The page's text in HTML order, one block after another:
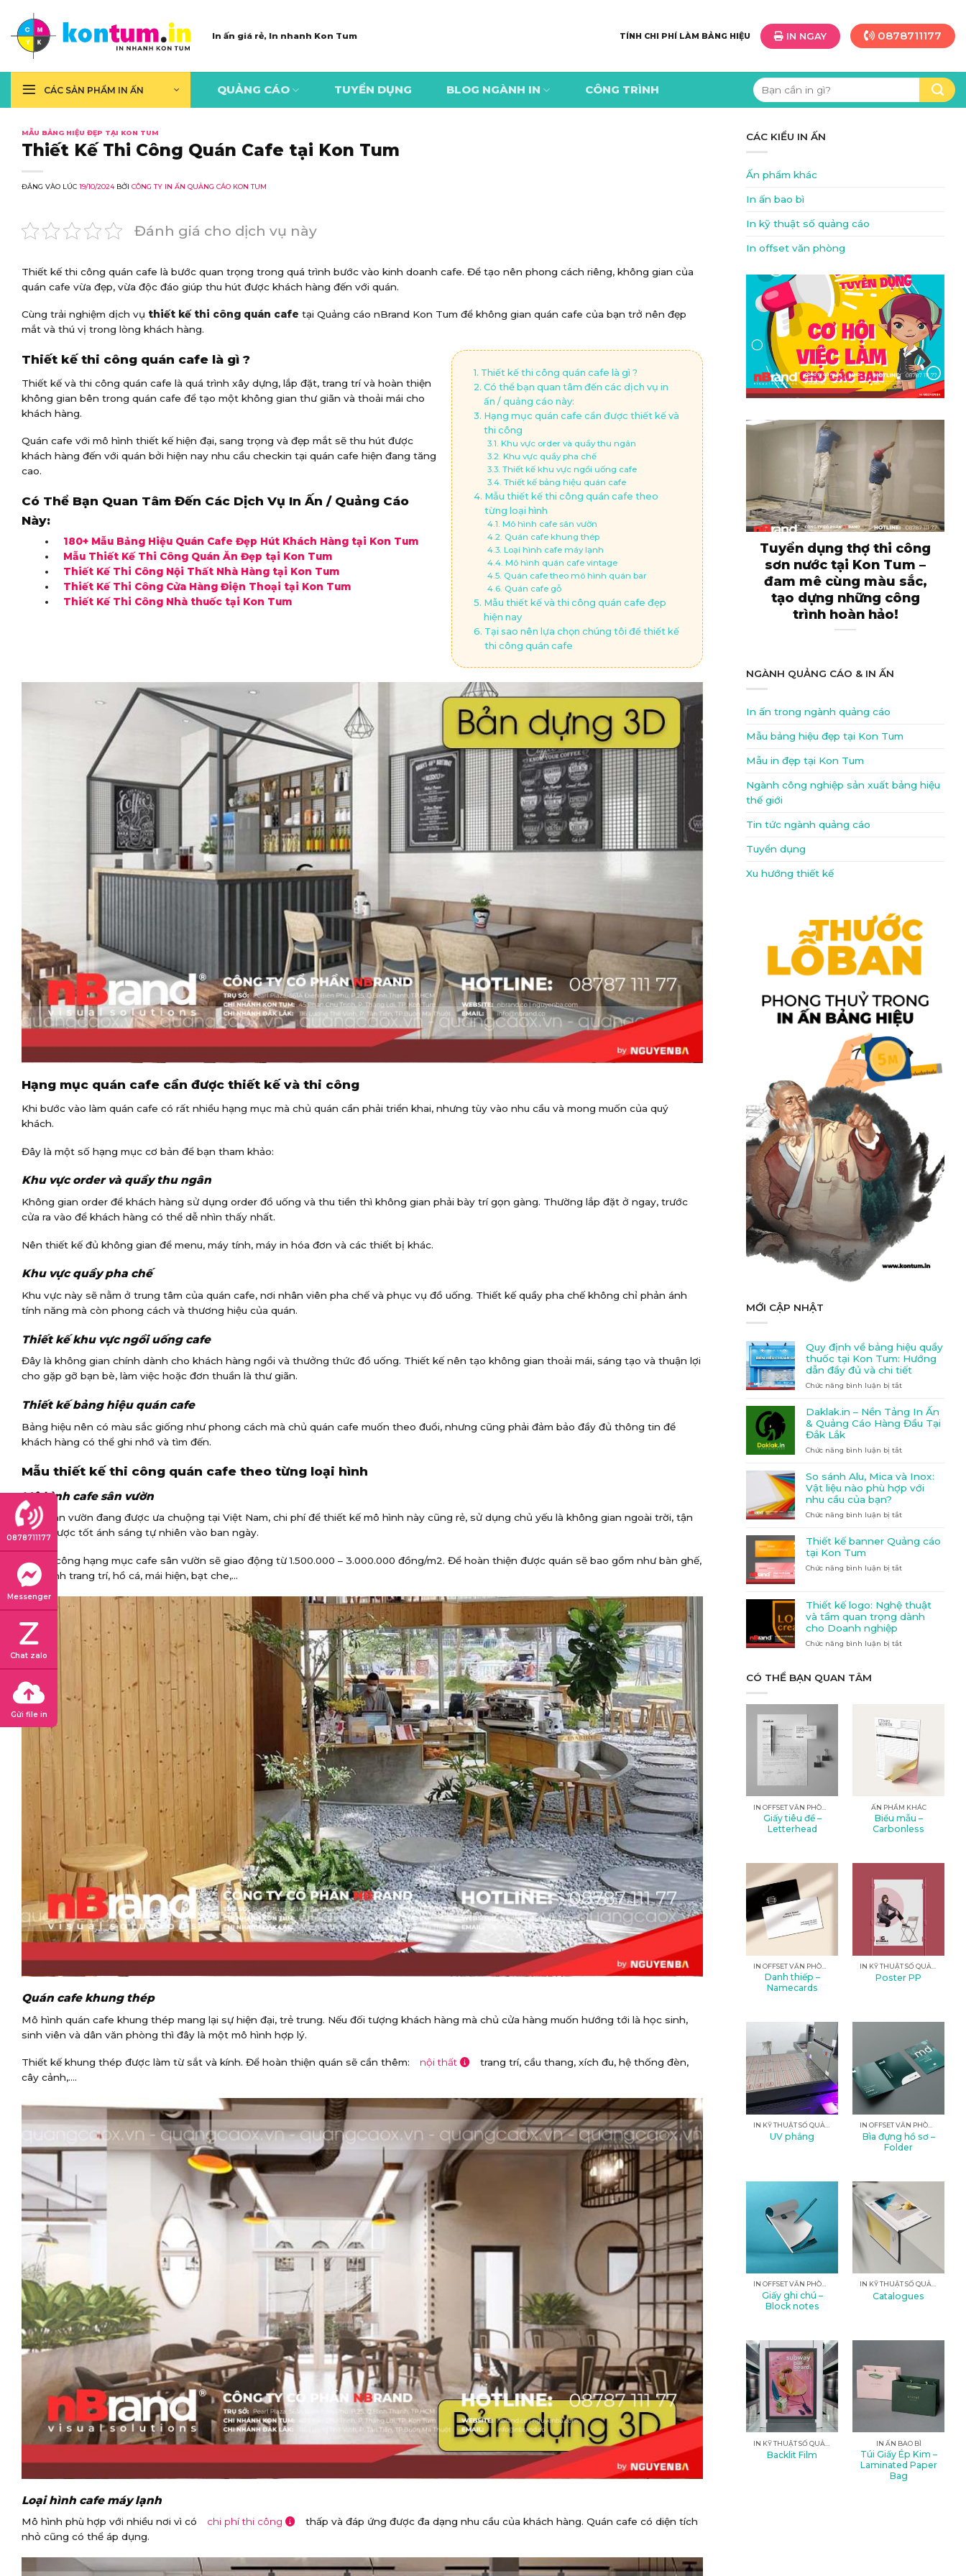
content
In ấn giá rẻ, In nhanh Kon Tum TÍNH CHI PHÍ LÀM BẢNG HIỆU IN NGAY 0878711177
CÁC SẢN PHẨM IN ẤN QUẢNG CÁO TUYỂN DỤNG BLOG NGÀNH IN CÔNG TRÌNH
Tìm
kiếm:
MẪU BẢNG HIỆU ĐẸP TẠI KON TUM
Thiết Kế Thi Công Quán Cafe tại Kon Tum
ĐĂNG VÀO LÚC 19/10/2024BỞI CÔNG TY IN ẤN QUẢNG CÁO KON TUM
Đánh giá cho dịch vụ này
Thiết kế thi công quán cafe là bước quan trọng trong quá trình bước vào kinh doanh cafe. Để tạo nên phong cách riêng, không gian của
quán cafe vừa đẹp, vừa độc đáo giúp thu hút được khách hàng đến với quán.
Cùng trải nghiệm dịch vụ thiết kế thi công quán cafe tại Quảng cáo nBrand Kon Tum để không gian quán cafe của bạn trở nên đẹp
mắt và thú vị trong lòng khách hàng.
Thiết kế thi công quán cafe là gì ?
Có thể bạn quan tâm đến các dịch vụ in
ấn / quảng cáo này:
Hạng mục quán cafe cần được thiết kế và
thi công
Khu vực order và quầy thu ngân
Khu vực quầy pha chế
Thiết kế khu vực ngồi uống cafe
Thiết kế bảng hiệu quán cafe
Mẫu thiết kế thi công quán cafe theo
từng loại hình
Mô hình cafe sân vườn
Quán cafe khung thép
Loại hình cafe máy lạnh
Mô hình quán cafe vintage
Quán cafe theo mô hình quán bar
Quán cafe gỗ
Mẫu thiết kế và thi công quán cafe đẹp
hiện nay
Tại sao nên lựa chọn chúng tôi để thiết kế
thi công quán cafe
Thiết kế thi công quán cafe là gì ?
Thiết kế và thi công quán cafe là quá trình xây dựng, lắp đặt, trang trí và hoàn thiện
không gian bên trong quán cafe để tạo một không gian thư giãn và thoải mái cho
khách hàng.
Quán cafe với mô hình thiết kế hiện đại, sang trọng và đẹp mắt sẽ thu hút được
khách hàng đến với quán bởi hiện nay nhu cầu checkin tại quán cafe hiện đang tăng
cao.
Có Thể Bạn Quan Tâm Đến Các Dịch Vụ In Ấn / Quảng Cáo
Này:
180+ Mẫu Bảng Hiệu Quán Cafe Đẹp Hút Khách Hàng tại Kon Tum
Mẫu Thiết Kế Thi Công Quán Ăn Đẹp tại Kon Tum
Thiết Kế Thi Công Nội Thất Nhà Hàng tại Kon Tum
Thiết Kế Thi Công Cửa Hàng Điện Thoại tại Kon Tum
Thiết Kế Thi Công Nhà thuốc tại Kon Tum
Hạng mục quán cafe cần được thiết kế và thi công
Khi bước vào làm quán cafe có rất nhiều hạng mục mà chủ quán cần phải triển khai, nhưng tùy vào nhu cầu và mong muốn của quý
khách.
Đây là một số hạng mục cơ bản để bạn tham khảo:
Khu vực order và quầy thu ngân
Không gian order để khách hàng sử dụng order đồ uống và thu tiền thì không gian phải bày trí gọn gàng. Thường lắp đặt ở ngay, trước
cửa ra vào để khách hàng có thể dễ nhìn thấy nhất.
Nên thiết kế đủ không gian để menu, máy tính, máy in hóa đơn và các thiết bị khác.
Khu vực quầy pha chế
Khu vực này sẽ nằm ở trung tâm của quán cafe, nơi nhân viên pha chế và phục vụ đồ uống. Thiết kế quầy pha chế không chỉ phản ánh
tính năng mà còn phong cách và thương hiệu của quán.
Thiết kế khu vực ngồi uống cafe
Đây là không gian chính dành cho khách hàng ngồi và thưởng thức đồ uống. Thiết kế nên tạo không gian thoải mái, sáng tạo và thuận lợi
cho gặp gỡ bạn bè, làm việc hoặc đơn thuần là thư giãn.
Thiết kế bảng hiệu quán cafe
Bảng hiệu nên có màu sắc giống như phong cách mà chủ quán cafe muốn theo đuổi, nhưng cũng phải đảm bảo đầy đủ thông tin để
khách hàng có thể ghi nhớ và tìm đến.
Mẫu thiết kế thi công quán cafe theo từng loại hình
Mô hình cafe sân vườn
Cafe sân vườn đang được ưa chuộng tại Việt Nam, chi phí để thiết kế mô hình này cũng rẻ, sử dụng chủ yếu là không gian ngoài trời, tận
dụng được tốt ánh sáng tự nhiên vào ban ngày.
Giá thi công hạng mục cafe sân vườn sẽ giao động từ 1.500.000 – 3.000.000 đồng/m2. Để hoàn thiện được quán sẽ bao gồm như bàn ghế,
cây cảnh trang trí, hồ cá, mái hiện, bạt che,…
Quán cafe khung thép
Mô hình quán cafe khung thép mang lại sự hiện đại, trẻ trung. Nếu đối tượng khách hàng mà chủ cửa hàng muốn hướng tới là học sinh,
sinh viên và dân văn phòng thì đây là một mô hình hợp lý.
Thiết kế khung thép được làm từ sắt và kính. Để hoàn thiện quán sẽ cần thêm: nội thất
trang trí, cầu thang, xích đu, hệ thống đèn,
cây cảnh,….
Loại hình cafe máy lạnh
Mô hình phù hợp với nhiều nơi vì có chi phí thi công
thấp và đáp ứng được đa dạng nhu cầu của khách hàng. Quán cafe có diện tích
nhỏ cũng có thể áp dụng.
CÁC KIỂU IN ẤN
Ấn phẩm khác
In ấn bao bì
In kỹ thuật số quảng cáo
In offset văn phòng
Tuyển dụng thợ thi công
sơn nước tại Kon Tum –
đam mê cùng màu sắc,
tạo dựng những công
trình hoàn hảo!
NGÀNH QUẢNG CÁO & IN ẤN
In ấn trong ngành quảng cáo
Mẫu bảng hiệu đẹp tại Kon Tum
Mẫu in đẹp tại Kon Tum
Ngành công nghiệp sản xuất bảng hiệu
thế giới
Tin tức ngành quảng cáo
Tuyển dụng
Xu hướng thiết kế
MỚI CẬP NHẬT
Quy định về bảng hiệu quầy
thuốc tại Kon Tum: Hướng
dẫn đầy đủ và chi tiết
Chức năng bình luận bị tắt
về
bảng
tại
Kon
Tum:
đủ
và
Daklak.in – Nền Tảng In Ấn
& Quảng Cáo Hàng Đầu Tại
Đắk Lắk
Chức năng bình luận bị tắt
–
Nền
Tảng
Quảng
Cáo
Lắk
So sánh Alu, Mica và Inox:
Vật liệu nào phù hợp với
nhu cầu của bạn?
Chức năng bình luận bị tắt
sánh
Alu,
liệu
nào
phù
Thiết kế banner Quảng cáo
tại Kon Tum
Chức năng bình luận bị tắt
banner
Quảng
cáo
Thiết kế logo: Nghệ thuật
và tầm quan trọng dành
cho Doanh nghiệp
Chức năng bình luận bị tắt
tầm
quan
trọng
dành
cho
Doanh
nghiệp
CÓ THỂ BẠN QUAN TÂM
IN OFFSET VĂN PHÒNG
Giấy tiêu đề –
Letterhead
ẤN PHẨM KHÁC
Biểu mẫu –
Carbonless
IN OFFSET VĂN PHÒNG
Danh thiếp –
Namecards
Poster PP
IN KỸ THUẬT SỐ QUẢNG CÁO
UV phẳng
IN OFFSET VĂN PHÒNG
Bìa đựng hồ sơ –
Folder
IN OFFSET VĂN PHÒNG
Giấy ghi chú –
Block notes
IN KỸ THUẬT SỐ QUẢNG CÁO
Catalogues
Backlit Film
IN ẤN BAO BÌ
Túi Giấy Ép Kim –
Laminated Paper
Bag
0878711177
Messenger
Chat zalo
Gửi file in